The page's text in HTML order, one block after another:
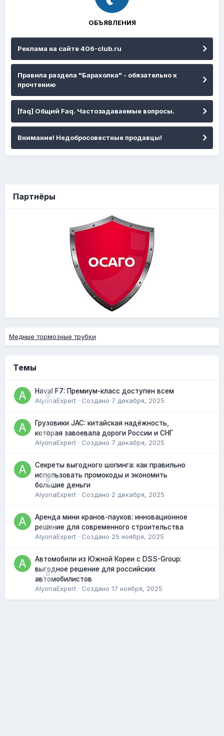
ОБЪЯВЛЕНИЯ
Реклама на сайте 406-club.ru
Правила раздела "Барахолка" - обязательно к
прочтению
[faq] Общий Faq. Частозадаваемые вопросы.
Внимание! Недобросовестные продавцы!
Партнёры
Медные тормозные трубки
Темы
0
Haval F7: Премиум-класс доступен всем
AlyonaExpert · Создано 7 декабря, 2025
0
Грузовики JAC: китайская надёжность,
которая завоевала дороги России и СНГ
AlyonaExpert · Создано 7 декабря, 2025
0
Секреты выгодного шопинга: как правильно
использовать промокоды и экономить
большие деньги
AlyonaExpert · Создано 2 декабря, 2025
0
Аренда мини кранов-пауков: инновационное
решение для современного строительства
AlyonaExpert · Создано 25 ноября, 2025
0
Автомобили из Южной Кореи с DSS-Group:
выгодное решение для российских
автомобилистов
AlyonaExpert · Создано 17 ноября, 2025